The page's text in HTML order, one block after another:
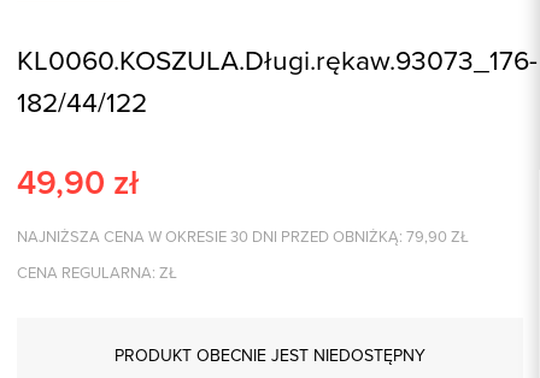
KL0060.KOSZULA.Długi.rękaw.93073_176-
182/44/122
49,90 zł
NAJNIŻSZA CENA W OKRESIE 30 DNI PRZED OBNIŻKĄ: 79,90 ZŁ
CENA REGULARNA: ZŁ
PRODUKT OBECNIE JEST NIEDOSTĘPNY